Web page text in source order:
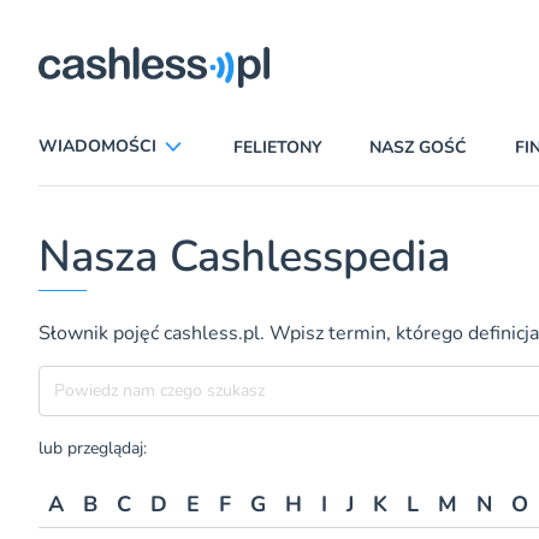
WIADOMOŚCI
CIEKAWOSTKI
PROMOCJE
TEMAT DNIA
E-COMMERCE
FELIETONY NASZ GOŚĆ
Nasza Cashlesspedia
Słownik pojęć cashless.pl. Wpisz termin, którego
Szukane hasło
lub przeglądaj:
A B C D E F G H I J K L M N O